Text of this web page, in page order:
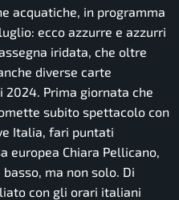
acquatiche, in programma
ecco azzurre e azzurri
iridata, che oltre
diverse carte
2024. Prima giornata che
subito spettacolo con
Italia, fari puntati
Chiara Pellicano,
ma non solo. Di
con gli orari italiani